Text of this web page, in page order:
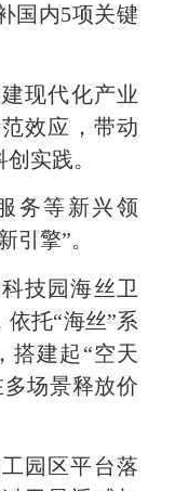
国内5项关键
现代化产业
效应，带动
实践。
等新兴领
引擎”。
技园海丝卫
托“海丝”系
搭建起“空天
场景释放价
区平台落